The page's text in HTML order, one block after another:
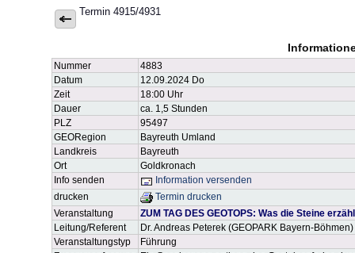
Termin 4915/4931
Nummer
4883
Datum
12.09.2024 Do
Zeit
18:00 Uhr
Dauer
ca. 1,5 Stunden
PLZ
95497
GEORegion
Bayreuth Umland
Landkreis
Bayreuth
Ort
Goldkronach
Info senden
Information versenden
drucken
Termin drucken
Veranstaltung
ZUM TAG DES GEOTOPS: Was die Steine
Leitung/Referent
Dr. Andreas Peterek (GEOPARK Bayern-Böhmen)
Veranstaltungstyp
Führung